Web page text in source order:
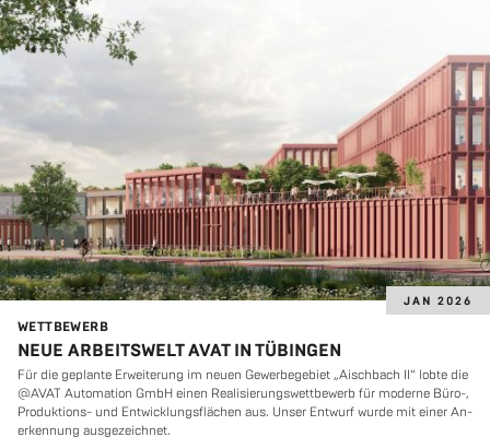
JAN 2026
WETT­BE­WERB
NEUE ARBEITSWELT AVAT IN TÜBINGEN
Für die ge­plan­te Er­wei­te­rung im neuen Ge­wer­be­ge­biet „Aisch­bach II“ lobte die
@AVAT Au­to­ma­ti­on GmbH einen Rea­li­sie­rungs­wett­be­werb für mo­der­ne Büro-,
Pro­duk­ti­ons- und Ent­wick­lungs­flä­chen aus. Unser Ent­wurf wurde mit einer An­
er­ken­nung aus­ge­zeich­net.